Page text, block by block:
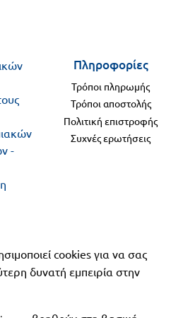
Πληροφορίες
Τρόποι πληρωμής
Τρόποι αποστολής
Πολιτική επιστροφής
Συχνές ερωτήσεις
-
ellinoekdotiki.gr - All rights
cookies για να σας
δυνατή εμπειρία στην